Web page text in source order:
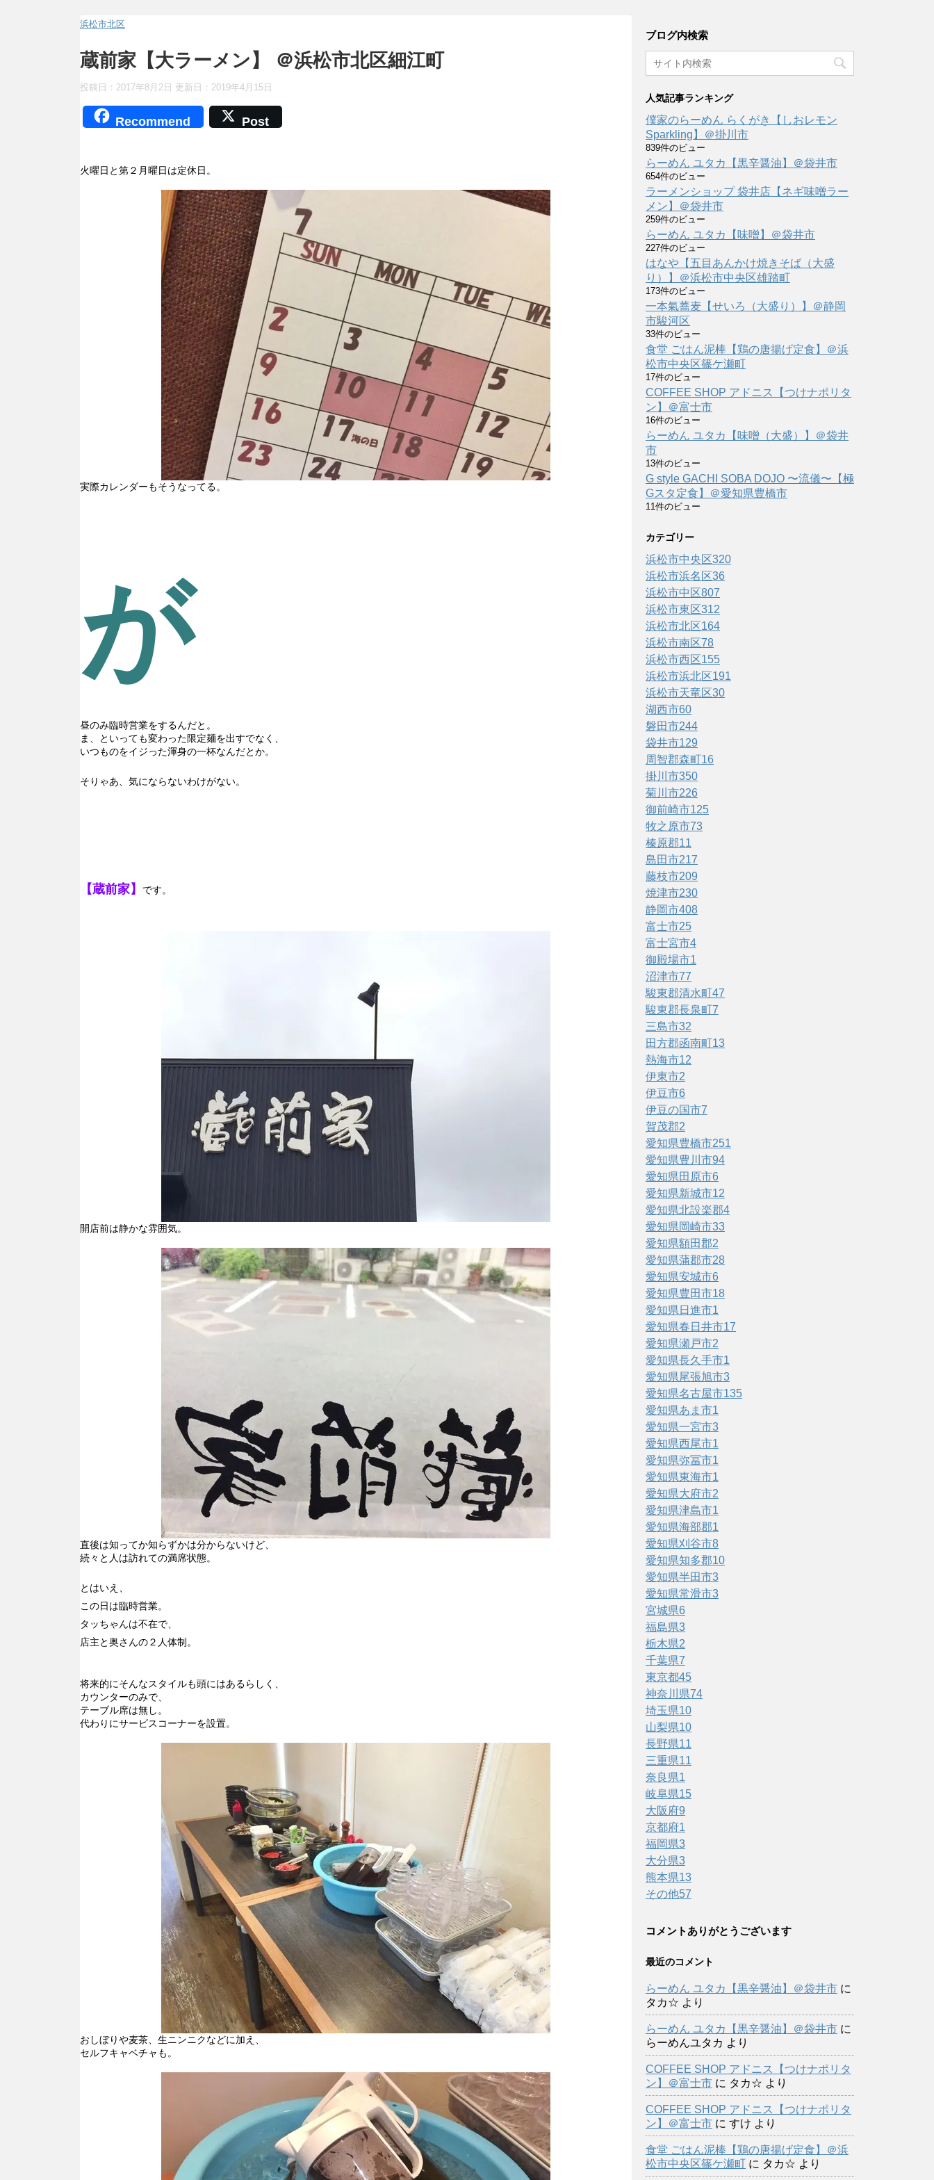
浜松市北区
蔵前家【大ラーメン】 ＠浜松市北区細江町
投稿日：2017年8月2日 更新日： 2019年4月15日
Recommend Post
火曜日と第２月曜日は定休日。
実際カレンダーもそうなってる。
が
昼のみ臨時営業をするんだと。
ま、といっても変わった限定麺を出すでなく、
いつものをイジった渾身の一杯なんだとか。
そりゃあ、気にならないわけがない。
【蔵前家】 です。
開店前は静かな雰囲気。
直後は知ってか知らずかは分からないけど、
続々と人は訪れての満席状態。
とはいえ、
この日は臨時営業。
タッちゃんは不在で、
店主と奥さんの２人体制。
将来的にそんなスタイルも頭にはあるらしく、
カウンターのみで、
テーブル席は無し。
代わりにサービスコーナーを設置。
おしぼりや麦茶、生ニンニクなどに加え、
セルフキャベチャも。
ブログ内検索
人気記事ランキング
僕家のらーめん らくがき【しおレモン
Sparkling】＠掛川市
839件のビュー
らーめん ユタカ【黒辛醤油】＠袋井市
654件のビュー
ラーメンショップ 袋井店【ネギ味噌ラー
メン】＠袋井市
259件のビュー
らーめん ユタカ【味噌】＠袋井市
227件のビュー
はなや【五目あんかけ焼きそば（大盛
り）】＠浜松市中央区雄踏町
173件のビュー
一本氣蕎麦【せいろ（大盛り）】＠静岡
市駿河区
33件のビュー
食堂 ごはん泥棒【鶏の唐揚げ定食】＠浜
松市中央区篠ケ瀬町
17件のビュー
COFFEE SHOP アドニス【つけナポリタ
ン】＠富士市
16件のビュー
らーめん ユタカ【味噌（大盛）】＠袋井
市
13件のビュー
G style GACHI SOBA DOJO 〜流儀〜【極
Gスタ定食】＠愛知県豊橋市
11件のビュー
カテゴリー
浜松市中央区320
浜松市浜名区36
浜松市中区807
浜松市東区312
浜松市北区164
浜松市南区78
浜松市西区155
浜松市浜北区191
浜松市天竜区30
湖西市60
磐田市244
袋井市129
周智郡森町16
掛川市350
菊川市226
御前崎市125
牧之原市73
榛原郡11
島田市217
藤枝市209
焼津市230
静岡市408
富士市25
富士宮市4
御殿場市1
沼津市77
駿東郡清水町47
駿東郡長泉町7
三島市32
田方郡函南町13
熱海市12
伊東市2
伊豆市6
伊豆の国市7
賀茂郡2
愛知県豊橋市251
愛知県豊川市94
愛知県田原市6
愛知県新城市12
愛知県北設楽郡4
愛知県岡崎市33
愛知県額田郡2
愛知県蒲郡市28
愛知県安城市6
愛知県豊田市18
愛知県日進市1
愛知県春日井市17
愛知県瀬戸市2
愛知県長久手市1
愛知県尾張旭市3
愛知県名古屋市135
愛知県あま市1
愛知県一宮市3
愛知県西尾市1
愛知県弥冨市1
愛知県東海市1
愛知県大府市2
愛知県津島市1
愛知県海部郡1
愛知県刈谷市8
愛知県知多郡10
愛知県半田市3
愛知県常滑市3
宮城県6
福島県3
栃木県2
千葉県7
東京都45
神奈川県74
埼玉県10
山梨県10
長野県11
三重県11
奈良県1
岐阜県15
大阪府9
京都府1
福岡県3
大分県3
熊本県13
その他57
コメントありがとうございます
最近のコメント
らーめん ユタカ【黒辛醤油】＠袋井市 に
タカ☆ より
らーめん ユタカ【黒辛醤油】＠袋井市 に
らーめんユタカ より
COFFEE SHOP アドニス【つけナポリタ
ン】＠富士市 に タカ☆ より
COFFEE SHOP アドニス【つけナポリタ
ン】＠富士市 に すけ より
食堂 ごはん泥棒【鶏の唐揚げ定食】＠浜
松市中央区篠ケ瀬町 に タカ☆ より